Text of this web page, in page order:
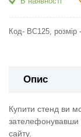
Код- ВС125, розмір
Опис
Купити стенд ви
зателефонувавши
сайту.